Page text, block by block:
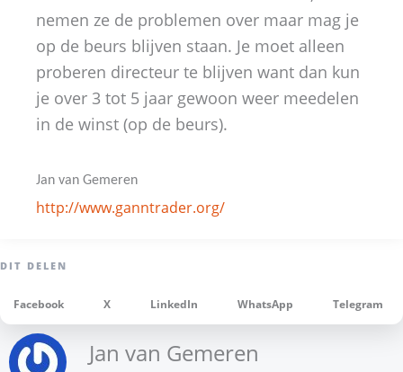
nemen ze de problemen over maar mag je
op de beurs blijven staan. Je moet alleen
proberen directeur te blijven want dan kun
je over 3 tot 5 jaar gewoon weer meedelen
in de winst (op de beurs).
Jan van Gemeren
http://www.ganntrader.org/
Facebook X LinkedIn WhatsApp Telegram
Jan van Gemeren